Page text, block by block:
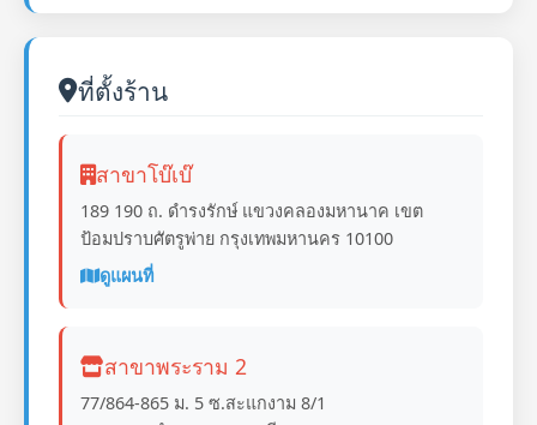
ที่ตั้งร้าน
สาขาโบ๊เบ๊
189 190 ถ. ดำรงรักษ์ แขวงคลองมหานาค เขต
ป้อมปราบศัตรูพ่าย กรุงเทพมหานคร 10100
ดูแผนที่
สาขาพระราม 2
77/864-865 ม. 5 ซ.สะแกงาม 8/1